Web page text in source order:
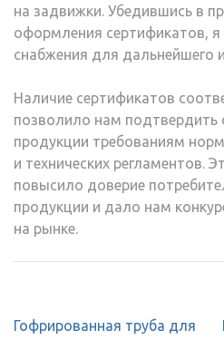
на задвижки. Убедившись в
оформления сертификатов, я
снабжения для дальнейшего
Наличие сертификатов
позволило нам подтвердить
продукции требованиям
и технических регламентов.
повысило доверие
продукции и дало нам
на рынке.
Навигация
Гофрированная труба для